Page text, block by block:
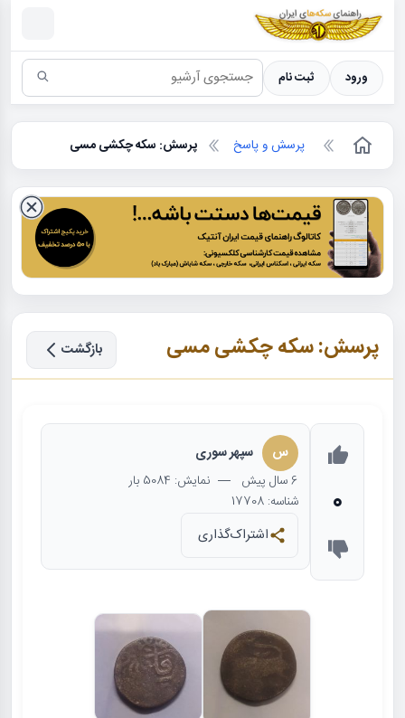
سکه ها ؛ راهنمای سکه شناسی
ورود ثبت نام
پرسش و پاسخ پرسش: سکه چکشی مسی
پرسش: سکه چکشی مسی بازگشت
0
س سپهر سوری
6 سال پیش — نمایش: 5084 بار
شناسه: 17708
اشتراک‌گذاری